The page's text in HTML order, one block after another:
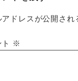
アドレスが公開され
※